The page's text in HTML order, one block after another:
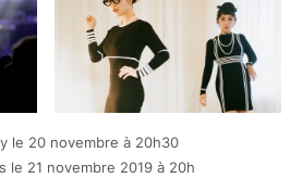
le 20 novembre à 20h30
le 21 novembre 2019 à 20h